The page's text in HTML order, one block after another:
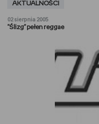
SŁUCHAM
BACK TO SCHOOL
PREZENTOWNIKI
AKTUALNOŚCI
02 sierpnia 2005
"Ślizg" pełen reggae